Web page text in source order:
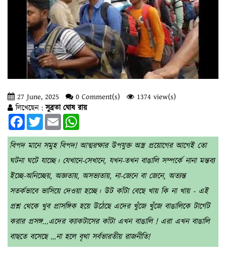
27 June, 2025 0 Comment(s)
1374 view(s)
লিখেছেন :সুব্রতা ঘোষ রায়
FacebookTwitterEmail
বিপদ মানে সমুহ বিপদ! আত্মরক্ষার উপযুক্ত অস্ত্র প্রয়োগের আগেই তো
ঘটনা ঘটে যাচ্ছে। যেখানে-সেখানে, যখন-তখন বাঙালি সম্পর্কে নানা মন্তব্য
ইচ্ছে-অনিচ্ছেয়, অজ্ঞতায়, অসভ্যতায়, না-জেনে বা জেনে, অত্যন্ত
সতর্কভাবে ভাসিয়ে দেওয়া হচ্ছে। উট কাঁটা বেছে খায় কি না খায় - এই
প্রশ্ন থেকে খুব প্রাসঙ্গিক হয়ে উঠেছে এদের খুঁজে খুঁজে বাঙালিকে টার্গেট
করার প্রসঙ্গ...এদের ক্যাকটাসের কাঁটা এখন বাঙালি ! এরা এখন বাঙালি
বাছতে বসেছে …না হলে বৃথা সর্বভারতীয় রাজনীতি!